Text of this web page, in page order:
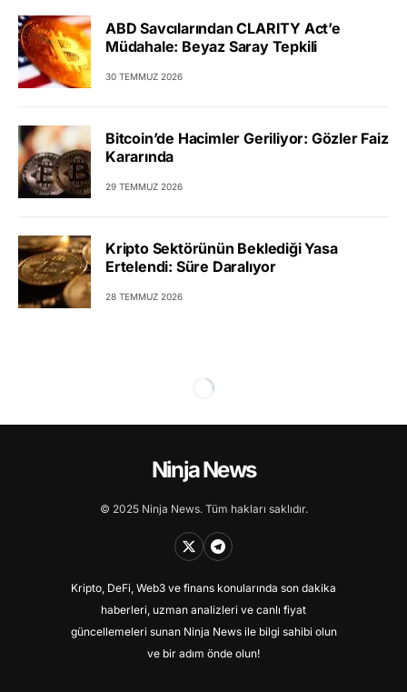
ABD Savcılarından CLARITY Act’e
Müdahale: Beyaz Saray Tepkili
30 TEMMUZ 2026
Bitcoin’de Hacimler Geriliyor: Gözler Faiz
Kararında
29 TEMMUZ 2026
Kripto Sektörünün Beklediği Yasa
Ertelendi: Süre Daralıyor
28 TEMMUZ 2026
Ninja News
© 2025 Ninja News. Tüm hakları saklıdır.
Kripto, DeFi, Web3 ve finans konularında son dakika
haberleri, uzman analizleri ve canlı fiyat
güncellemeleri sunan Ninja News ile bilgi sahibi olun
ve bir adım önde olun!